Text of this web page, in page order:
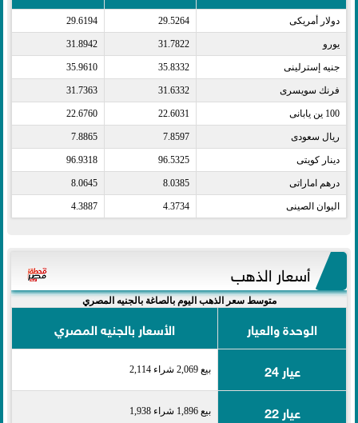
دولار أمريكى​ 29.5264
29.6194
يورو​ 31.7822
31.8942
جنيه إسترلينى​ 35.8332
35.9610
فرنك سويسرى​ 31.6332
31.7363
100 ين يابانى​ 22.6031
22.6760
ريال سعودى​ 7.8597
7.8865
دينار كويتى​ 96.5325
96.9318
درهم اماراتى​ 8.0385
8.0645
اليوان الصينى​ 4.3734
4.3887
أسعار الذهب
متوسط سعر الذهب اليوم بالصاغة بالجنيه المصري
الوحدة والعيار
الأسعار بالجنيه المصري
عيار 24
بيع 2,069 شراء 2,114
عيار 22 بيع 1,896 شراء 1,938